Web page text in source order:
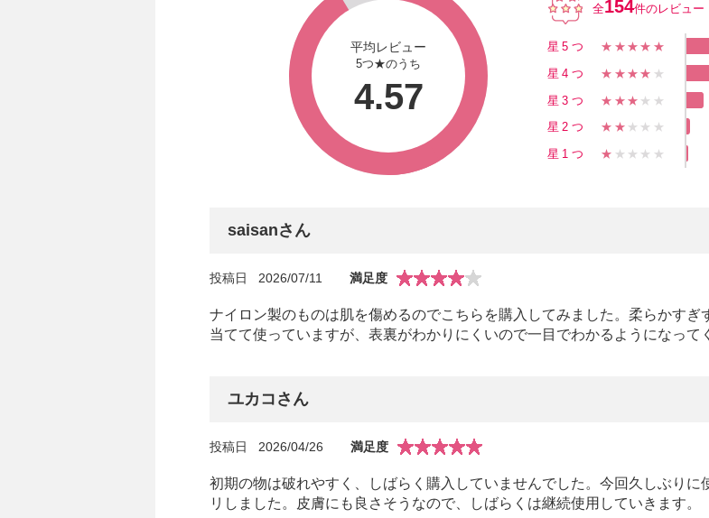
平均レビュー
5つ★のうち
4.57
全154件のレビュー
星5つ ★★★★★
星4つ
★★★★ ★
星3つ
★★★ ★★
星2つ
★★ ★★★
星1つ
★ ★★★★
saisanさん
投稿日 2026/07/11 満足度
ナイロン製のものは肌を傷めるのでこちらを購入してみました。柔らかす
当てて使っていますが、表裏がわかりにくいので一目でわかるようになって
ユカコさん
投稿日 2026/04/26 満足度
初期の物は破れやすく、しばらく購入していませんでした。今回久しぶりに
リしました。皮膚にも良さそうなので、しばらくは継続使用していきます。